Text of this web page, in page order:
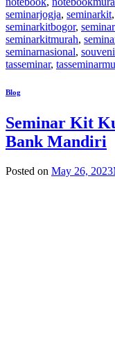
seminarjogja, seminarkit,
seminarkitbogor,
seminarkitmurah,
seminarnasional,
tasseminar,
Blog
Seminar Kit
Bank Mandiri
Posted on May 26, 2023